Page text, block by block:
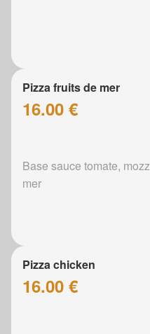
Pizza fruits de mer
16.00 €
Base sauce tomate,
mer
Pizza chicken
16.00 €